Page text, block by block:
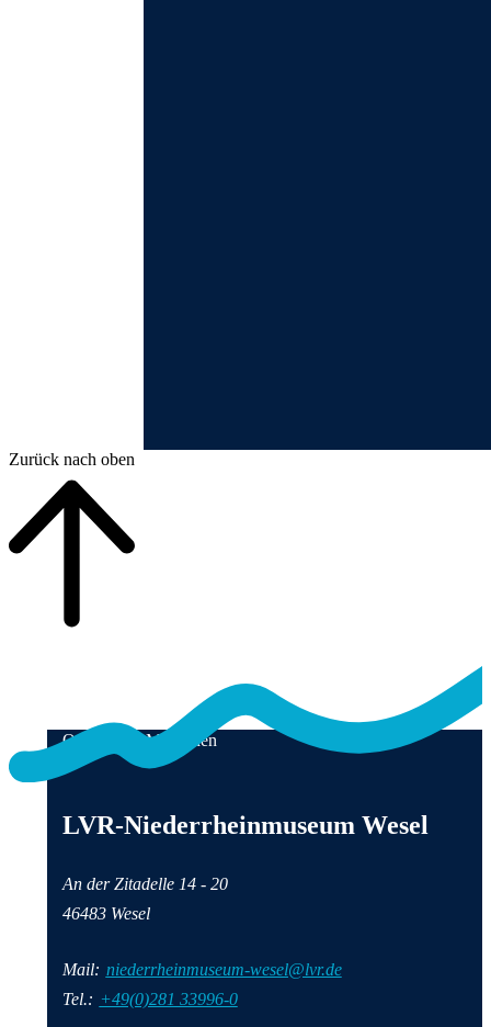
Zurück nach oben
Qualität für Menschen
LVR-Niederrheinmuseum Wesel
An der Zitadelle 14 - 20
46483 Wesel
Mail: niederrheinmuseum-wesel@lvr.de
Tel.: +49(0)281 33996-0